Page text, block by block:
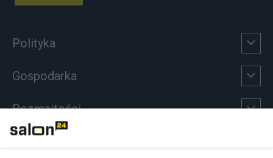
Polityka
Gospodarka
Rozmaitości